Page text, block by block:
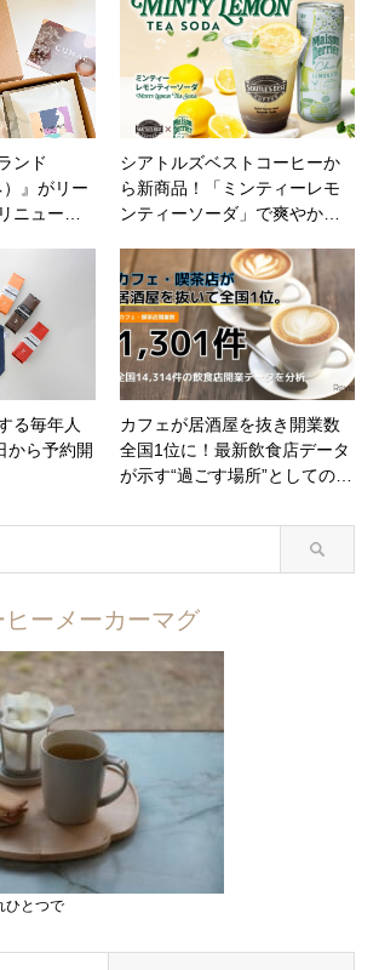
ンド
）』がリー
ニュー…
シアトルズベストコーヒーか
ら新商品！「ミンティーレモ
ンティーソーダ」で爽やか…
る毎年人
から予約開
カフェが居酒屋を抜き開業数
全国1位に！最新飲食店データ
が示す“過ごす場所”としての…
ーメーカーマグ
ひとつで